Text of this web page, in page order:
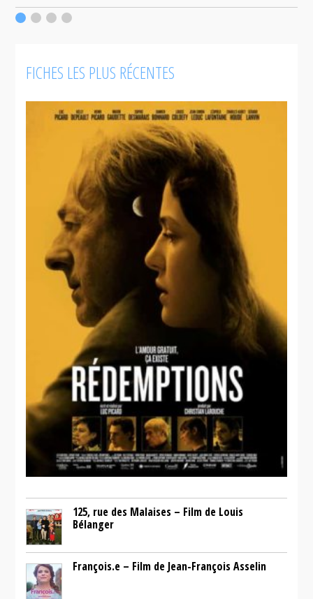
FICHES LES PLUS RÉCENTES
125, rue des Malaises – Film de Louis
Bélanger
François.e – Film de Jean-François Asselin